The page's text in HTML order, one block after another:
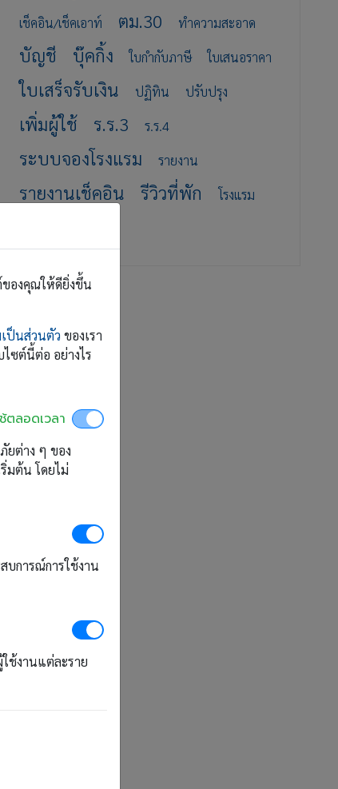
เช็คอิน/เช็คเอาท์ ตม.30 ทำความสะอาด
บัญชี บุ๊คกิ้ง ใบกำกับภาษี ใบเสนอราคา
ใบเสร็จรับเงิน ปฏิทิน ปรับปรุง
เพิ่มผู้ใช้ ร.ร.3 ร.ร.4
ระบบจองโรงแรม รายงาน
รายงานเช็คอิน รีวิวที่พัก
โรงแรม
ของคุณให้ดียิ่งขึ้น
ป็นส่วนตัว ของเรา
ซต์นี้ต่อ อย่างไร
ตลอดเวลา
ยต่าง ๆ ของ
มต้น โดยไม่
บการณ์การใช้งาน
ช้งานแต่ละราย